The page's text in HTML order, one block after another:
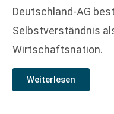
Deutschland-AG
Selbstverständnis
Wirtschaftsnation.
Weiterlesen